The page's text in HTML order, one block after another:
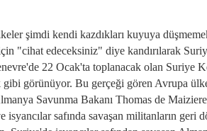
şimdi kendi kazdıkları kuyuya
"cihat edeceksiniz" diye kandırılarak
22 Ocak'ta toplanacak olan Suriye
gibi görünüyor. Bu gerçeği gören Avrupa
Savunma Bakanı Thomas de Maiziere
safında savaşan militanların geri